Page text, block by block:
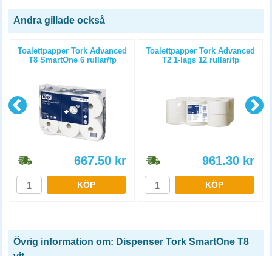
Andra gillade också
Toalettpapper Tork Advanced
T8 SmartOne 6 rullar/fp
667.50 kr
KÖP
Toalettpapper Tork Advanced
T2 1-lags 12 rullar/fp
961.30 kr
KÖP
Övrig information om: Dispenser Tork SmartOne T8